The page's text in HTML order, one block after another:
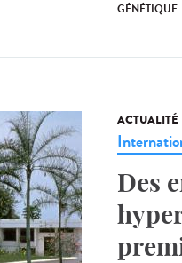
GÉNÉTIQUE
ACTUALITÉ
Des